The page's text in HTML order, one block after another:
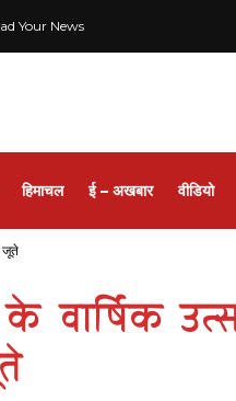
Your News
हिमाचल ई – अखबार वीडियो
जूते
वार्षिक